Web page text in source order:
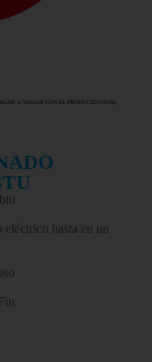
A VARIAR CON EL PRODUCTO FINAL,
hasta en un